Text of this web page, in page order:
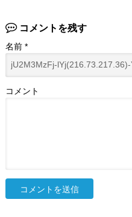
コメントを残す
名前 *
コメント